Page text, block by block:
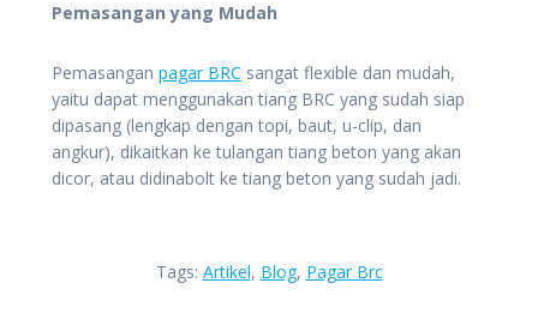
Pemasangan yang Mudah
Pemasangan pagar BRC sangat flexible dan mudah,
yaitu dapat menggunakan tiang BRC yang sudah siap
dipasang (lengkap dengan topi, baut, u-clip, dan
angkur), dikaitkan ke tulangan tiang beton yang akan
dicor, atau didinabolt ke tiang beton yang sudah jadi.
Tags: Artikel, Blog, Pagar Brc